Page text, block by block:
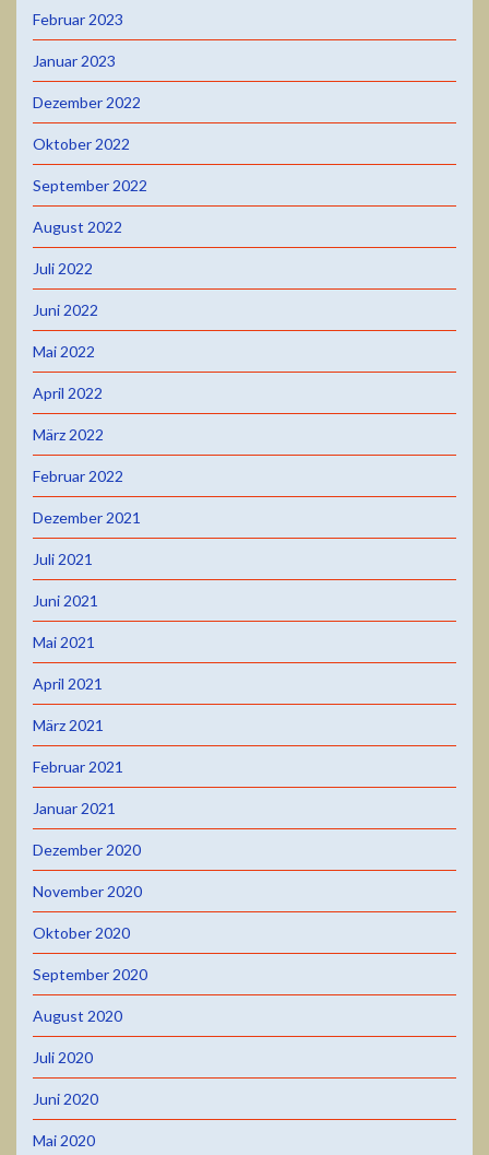
Februar 2023
Januar 2023
Dezember 2022
Oktober 2022
September 2022
August 2022
Juli 2022
Juni 2022
Mai 2022
April 2022
März 2022
Februar 2022
Dezember 2021
Juli 2021
Juni 2021
Mai 2021
April 2021
März 2021
Februar 2021
Januar 2021
Dezember 2020
November 2020
Oktober 2020
September 2020
August 2020
Juli 2020
Juni 2020
Mai 2020